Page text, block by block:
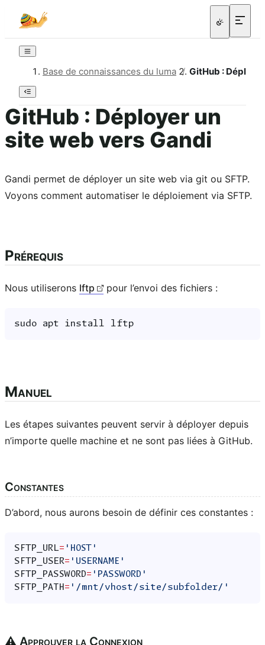
Base de connaissances du luma / GitHub :
GitHub : Déployer un
site web vers Gandi
Gandi permet de déployer un site web via git ou SFTP.
Voyons comment automatiser le déploiement via SFTP.
Prérequis
Nous utiliserons lftp pour l’envoi des fichiers :
sudo apt install
Manuel
Les étapes suivantes peuvent servir à déployer depuis
n’importe quelle machine et ne sont pas liées à GitHub.
Constantes
D’abord, nous aurons besoin de définir ces constantes :
SFTP_URL= 'HOST'
SFTP_USER= 'USERNAME'
SFTP_PASSWORD= 'PASSWORD'
SFTP_PATH = '/mnt/vhost/site/subfolder/'
⚠️ Approuver la Connexion